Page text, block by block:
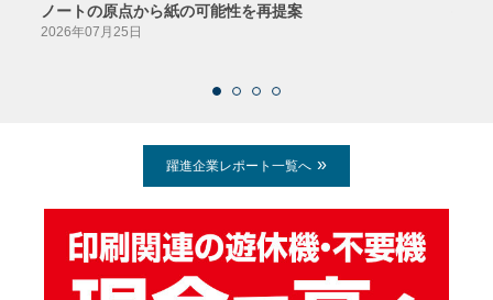
ノートの原点から紙の可能性を再提案
2026年07月25日
躍進企業レポート一覧へ